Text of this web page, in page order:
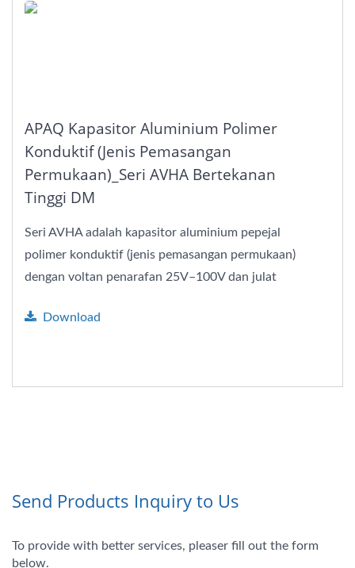
APAQ Kapasitor Aluminium Polimer
Konduktif (Jenis Pemasangan
Permukaan)_Seri AVHA Bertekanan
Tinggi DM
Seri AVHA adalah kapasitor aluminium pepejal
polimer konduktif (jenis pemasangan permukaan)
dengan voltan penarafan 25V–100V dan julat
Download